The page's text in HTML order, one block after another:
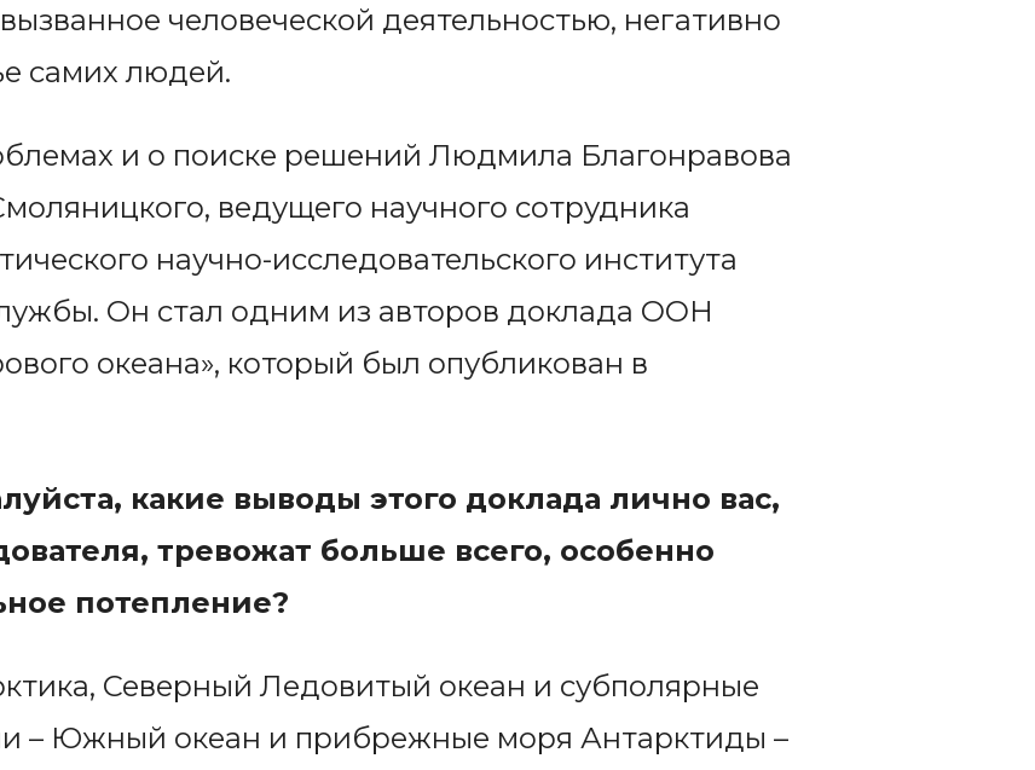
человеческой деятельностью, негативно
самих людей.
и о поиске решений Людмила Благонравова
ведущего научного сотрудника
научно-исследовательского института
Он стал одним из авторов доклада ООН
океана», который был опубликован в
какие выводы этого доклада лично вас,
тревожат больше всего, особенно
потепление?
Северный Ледовитый океан и субполярные
– Южный океан и прибрежные моря Антарктиды –